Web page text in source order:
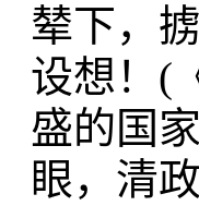
辇下，
设想！(
盛的国
眼，清